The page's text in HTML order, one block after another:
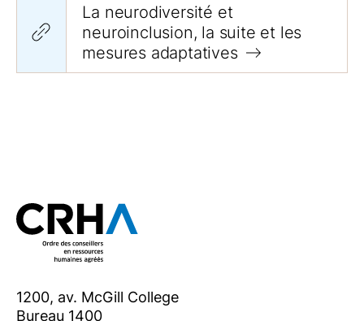
La neurodiversité et
neuroinclusion, la suite et les
mesures adaptatives
1200, av. McGill College
Bureau 1400